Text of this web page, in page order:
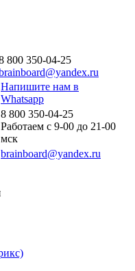
800 350-04-25
Напишите нам в
Whatsapp
8 800 350-04-25
Работаем с 9-00 до 21-00
мск
brainboard@yandex.ru